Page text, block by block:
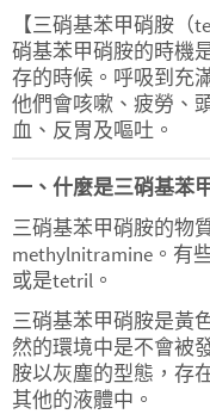
【三硝基苯甲硝胺（
硝基苯甲硝胺的時機
存的時候。呼吸到充
他們會咳嗽、疲勞、
血、反胃及嘔吐。
一、什麼是三硝基苯
三硝基苯甲硝胺的物
methylnitramine。有
或是tetril。
三硝基苯甲硝胺是黃
然的環境中是不會被
胺以灰塵的型態，存
其他的液體中。